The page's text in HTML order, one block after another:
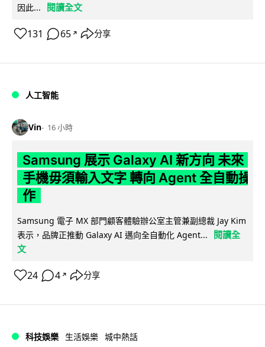
因此...
閱讀全文
131 65 ↗ 分享
人工智能
Vin 16 小時
Samsung 展示 Galaxy AI 新方向 未來
手機毋須輸入文字 轉向 Agent 全自動操
作
Samsung 電子 MX 部門顧客體驗辦公室主管兼副總裁 Jay Kim
表示，品牌正推動 Galaxy AI 邁向全自動化 Agent...
閱讀全
文
24 4 ↗ 分享
科技娛樂 生活娛樂 城中熱話